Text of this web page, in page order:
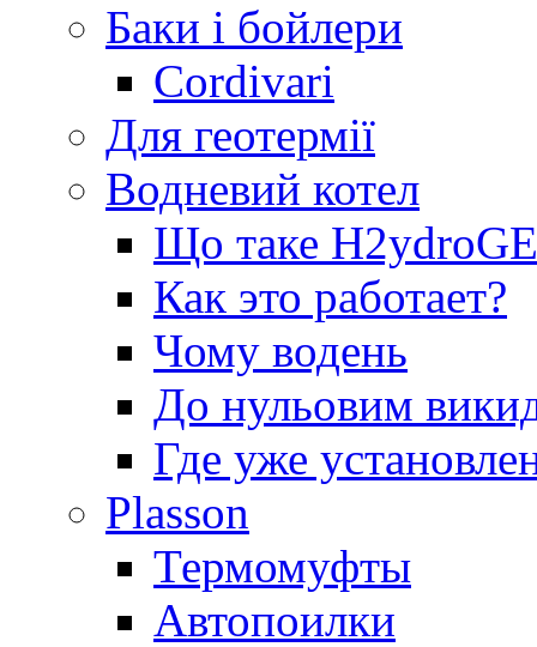
Баки і бойлери
Cordivari
Для геотермії
Водневий котел
Що таке
Как это работает?
Чому водень
До нульовим
Где уже
Plasson
Термомуфты
Автопоилки